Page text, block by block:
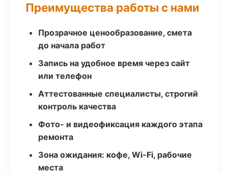
Преимущества работы с нами
Прозрачное ценообразование, смета
до начала работ
Запись на удобное время через сайт
или телефон
Аттестованные специалисты, строгий
контроль качества
Фото- и видеофиксация каждого этапа
ремонта
Зона ожидания: кофе, Wi-Fi, рабочие
места